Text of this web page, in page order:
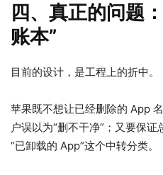
四、真正的问题
账本”
目前的设计，是工程上的折中。
苹果既不想让已经删除的 App
户误以为“删不干净”；又要保
“已卸载的 App”这个中转分类。